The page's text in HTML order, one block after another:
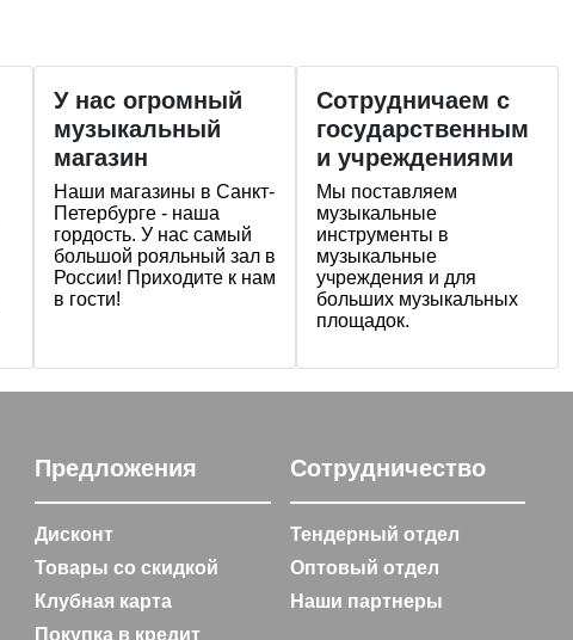
У нас огромный
музыкальный
магазин
Наши магазины в Санкт-
Петербурге - наша
гордость. У нас самый
большой рояльный зал в
России! Приходите к нам
в гости!
Сотрудничаем с
государственным
и учреждениями
Мы поставляем
музыкальные
инструменты в
музыкальные
учреждения и для
больших музыкальных
площадок.
Предложения
Дисконт
Товары со скидкой
Клубная карта
Покупка в кредит
Сотрудничество
Тендерный отдел
Оптовый отдел
Наши партнеры